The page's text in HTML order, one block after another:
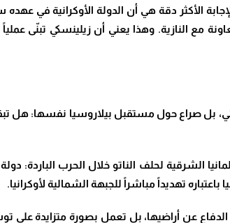
الأكثر دقة هي أن الدولة الأوكرانية في
مع النازية. وهذا يعني أن زيلينسكي تبنّى
بل صراع حول مستقبل بيلاروسيا نفسها: هل تبقى
ألمانيا الشرقية لحلف الناتو خلال الحرب
تهديداً مباشراً للجبهة الشمالية لأوكرانيا.
عن أراضيها، بل تعمل بصورة متزايدة على